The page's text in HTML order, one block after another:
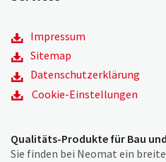
Impressum
Sitemap
Datenschutzerklärung
Cookie-Einstellungen
Qualitäts-Produkte für Bau
Sie finden bei Neomat ein